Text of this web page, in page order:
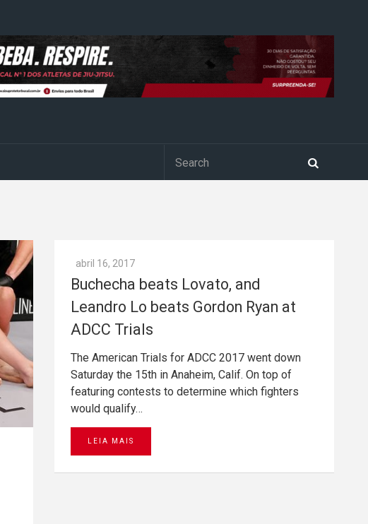
abril 16, 2017
Buchecha beats Lovato, and
Leandro Lo beats Gordon Ryan at
ADCC Trials
The American Trials for ADCC 2017 went down
Saturday the 15th in Anaheim, Calif. On top of
featuring contests to determine which fighters
would qualify…
LEIA MAIS